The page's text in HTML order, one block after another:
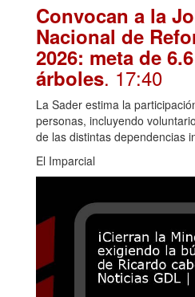
Convocan a la
Nacional de
2026: meta de
árboles. 17:40
La Sader estima la
personas, incluyendo
de las distintas dependencias
El Imparcial